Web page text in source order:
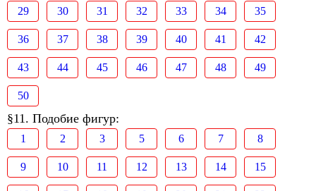
29 30 31 32 33 34 35
36 37 38 39 40 41 42
43 44 45 46 47 48 49
50
§11. Подобие фигур:
1 2 3 5 6 7 8
9 10 11 12 13 14 15